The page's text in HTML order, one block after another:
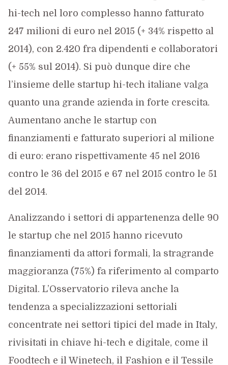
hi-tech nel loro complesso hanno fatturato
247 milioni di euro nel 2015 (+ 34% rispetto al
2014), con 2.420 fra dipendenti e collaboratori
(+ 55% sul 2014). Si può dunque dire che
l’insieme delle startup hi-tech italiane valga
quanto una grande azienda in forte crescita.
Aumentano anche le startup con
finanziamenti e fatturato superiori al milione
di euro: erano rispettivamente 45 nel 2016
contro le 36 del 2015 e 67 nel 2015 contro le 51
del 2014.
Analizzando i settori di appartenenza delle 90
le startup che nel 2015 hanno ricevuto
finanziamenti da attori formali, la stragrande
maggioranza (75%) fa riferimento al comparto
Digital. L’Osservatorio rileva anche la
tendenza a specializzazioni settoriali
concentrate nei settori tipici del made in Italy,
rivisitati in chiave hi-tech e digitale, come il
Foodtech e il Winetech, il Fashion e il Tessile